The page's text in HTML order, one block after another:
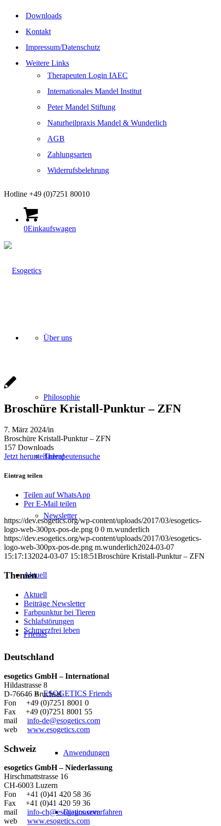
Downloads
Kontakt
Impressum/Datenschutz
Weitere Links
Therapeuten Login IAEC
Internationales Mandel Institut
Peter Mandel Stiftung
Naturheilpraxis Mandel & Wunderlich
AGB
Zahlungsarten
Widerrufsbelehrung
Hotline +49 (0)7251 80010
0Einkaufswagen
Über uns
Philosophie
Therapeutensuche
Newsletter
Aktuell
Friends
ESOGETICS Friends
Anwendungen
Diagnoseverfahren
Broschüre Kristall-Punktur – ZFN
7. März 2024/in
Broschüre Kristall-Punktur – ZFN
157 Downloads
Jetzt herunterladen!
Eintrag teilen
Teilen auf WhatsApp
Per E-Mail teilen
https://dev.esogetics.org/wp-content/uploads/2017/03/esogetics-
logo-web-300px-pos-de.png 0 0 m.wunderlich
https://dev.esogetics.org/wp-content/uploads/2017/03/esogetics-
logo-web-300px-pos-de.png m.wunderlich2024-03-07
15:17:132024-03-07 15:18:51Broschüre Kristall-Punktur – ZFN
Themen
Aktuell
Beiträge Newsletter
Farbpunktur bei Tieren
Schlafstörungen
Schmerzfrei leben
Deutschland
esogetics GmbH – International
Hildastrasse 8
D-76646 Bruchsal
Fon +49 (0)7251 8001 0
Fax +49 (0)7251 8001 55
mail info-de@esogetics.com
web www.esogetics.com
Schweiz
esogetics GmbH – Niederlassung
Hirschmattstrasse 16
CH-6003 Luzern
Fon +41 (0)41 420 58 36
Fax +41 (0)41 420 59 36
mail info-ch@esogetics.com
web www.esogetics.com